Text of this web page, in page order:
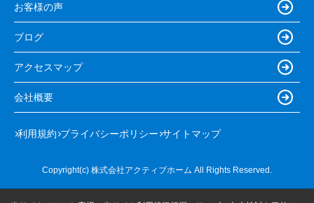
お客様の声
ブログ
アクセスマップ
会社概要
利用規約 プライバシーポリシー サイトマップ
Copyright(c) 株式会社アクティブホーム All Rights Reserved.